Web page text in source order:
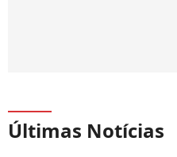
Últimas Notícias